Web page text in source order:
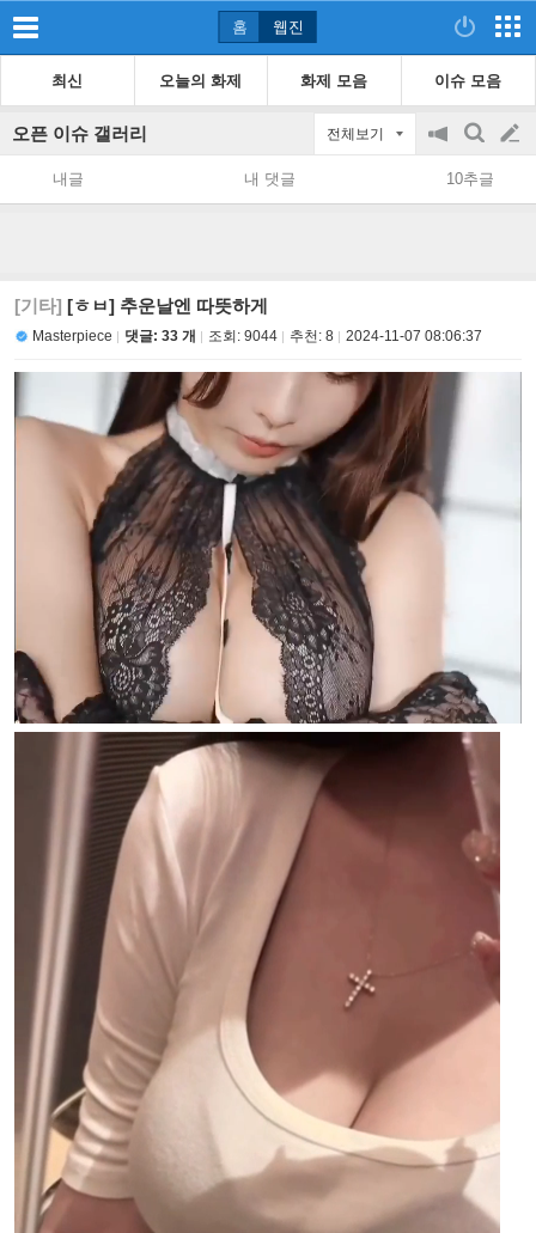
홈 웹진
최신 오늘의 화제 화제 모음 이슈 모음
오픈 이슈 갤러리 전체보기
공
지
on/off
검
색
글
쓰
내글 내 댓글 10추글
[기타] [ㅎㅂ] 추운날엔 따뜻하게
Masterpiece 댓글: 33 개 조회: 9044 추천: 8 2024-11-07 08:06:37